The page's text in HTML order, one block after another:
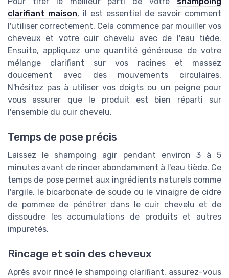
clarifiant maison, il est essentiel de savoir comment
l'utiliser correctement. Cela commence par mouiller vos
cheveux et votre cuir chevelu avec de l'eau tiède.
Ensuite, appliquez une quantité généreuse de votre
mélange clarifiant sur vos racines et massez
doucement avec des mouvements circulaires.
N'hésitez pas à utiliser vos doigts ou un peigne pour
vous assurer que le produit est bien réparti sur
l'ensemble du cuir chevelu.
Temps de pose précis
Laissez le shampoing agir pendant environ 3 à 5
minutes avant de rincer abondamment à l'eau tiède. Ce
temps de pose permet aux ingrédients naturels comme
l'argile, le bicarbonate de soude ou le vinaigre de cidre
de pommee de pénétrer dans le cuir chevelu et de
dissoudre les accumulations de produits et autres
impuretés.
Rincage et soin des cheveux
Après avoir rincé le shampoing clarifiant, assurez-vous